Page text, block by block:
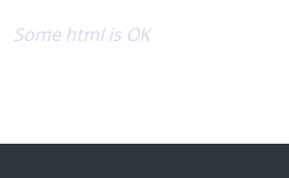
Some html is OK